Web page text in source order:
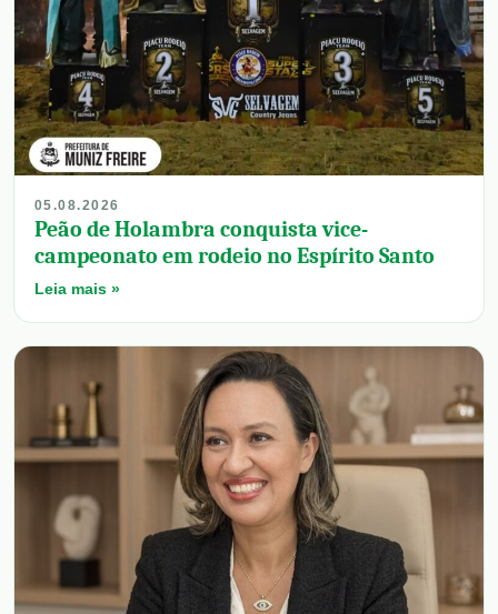
05.08.2026
Peão de Holambra conquista vice-
campeonato em rodeio no Espírito Santo
Leia mais »